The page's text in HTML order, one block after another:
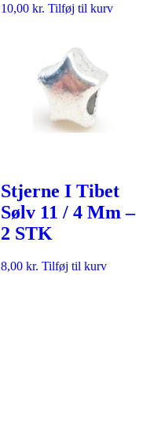
10,00 kr. Tilføj til kurv
Stjerne I Tibet
Sølv 11 / 4 Mm –
2 STK
8,00 kr. Tilføj til kurv